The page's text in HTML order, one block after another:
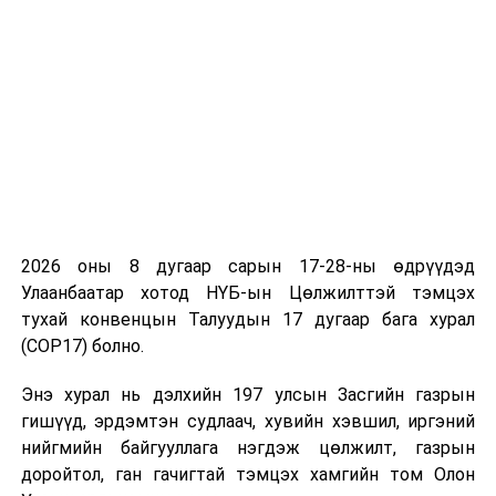
ДАРААХ МЭДЭЭ
Д.Сумъяабазар: Нийтийн тээвэрт цахим шилжилтийг
үндэсний компаниудтай хамтран хэрэгжүүлнэ
ӨМНӨХ МЭДЭЭ
2026 оны 8 дугаар сарын 17-28-ны өдрүүдэд
Улаанбаатар хотод НҮБ-ын Цөлжилттэй тэмцэх
тухай конвенцын Талуудын 17 дугаар бага хурал
(COP17) болно.
Энэ хурал нь дэлхийн 197 улсын Засгийн газрын
гишүүд, эрдэмтэн судлаач, хувийн хэвшил, иргэний
нийгмийн байгууллага нэгдэж цөлжилт, газрын
доройтол, ган гачигтай тэмцэх хамгийн том Олон